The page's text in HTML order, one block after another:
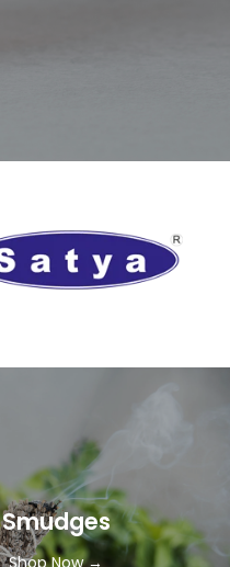
Smudges